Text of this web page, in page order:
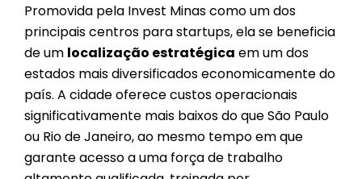
Promovida pela Invest Minas como um dos
principais centros para startups, ela se beneficia
de um localização estratégica em um dos
estados mais diversificados economicamente do
país. A cidade oferece custos operacionais
significativamente mais baixos do que São Paulo
ou Rio de Janeiro, ao mesmo tempo em que
garante acesso a uma força de trabalho